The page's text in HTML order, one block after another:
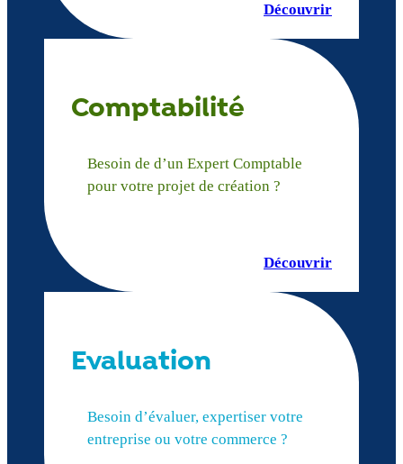
Découvrir
Comptabilité
Besoin de d’un Expert Comptable
pour votre projet de création ?
Découvrir
Evaluation
Besoin d’évaluer, expertiser votre
entreprise ou votre commerce ?